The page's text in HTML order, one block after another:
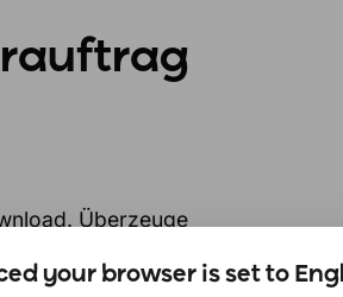
Überzeuge
your browser is set to